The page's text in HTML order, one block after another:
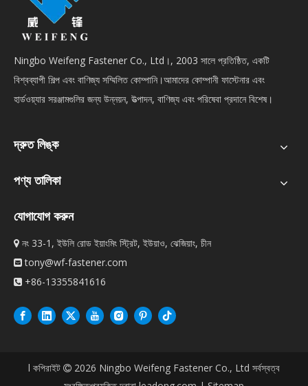
Ningbo Weifeng Fastener Co., Ltd।, 2003 সালে প্রতিষ্ঠিত, একটি
বিশ্বব্যাপী শিল্প এবং বাণিজ্য সম্মিলিত কোম্পানি।আমাদের কোম্পানী ফাস্টেনার এবং
হার্ডওয়্যার সরঞ্জামগুলির জন্য উন্নয়ন, উত্পাদন, বাণিজ্য এবং পরিষেবা প্রদানে বিশেষ।
দ্রুত লিঙ্ক
পণ্য তালিকা
যোগাযোগ করুন
 নং 33-1, ইউলি রোড ইয়াংমিং স্ট্রিট, ইউয়াও, ঝেজিয়াং, চীন
 tony@wf-fastener.com
 +86-13355841616
l কপিরাইট  2026 Ningbo Weifeng Fastener Co., Ltd সর্বস্বত্ব